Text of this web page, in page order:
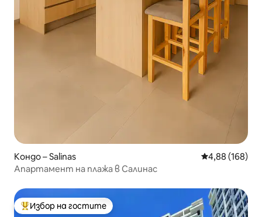
Кондо – Salinas Средна
4,88 (168)
Апартамент на плажа в Салинас
Най-популярен избор на гостите
Избор на гостите